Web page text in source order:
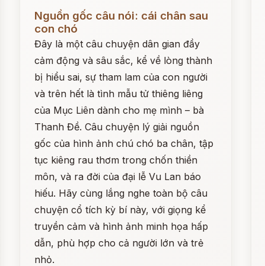
Đọc ngay
Nguồn gốc câu nói: cái chân sau
con chó
Đây là một câu chuyện dân gian đầy
cảm động và sâu sắc, kể về lòng thành
bị hiểu sai, sự tham lam của con người
và trên hết là tình mẫu tử thiêng liêng
của Mục Liên dành cho mẹ mình – bà
Thanh Đề. Câu chuyện lý giải nguồn
gốc của hình ảnh chú chó ba chân, tập
tục kiêng rau thơm trong chốn thiền
môn, và ra đời của đại lễ Vu Lan báo
hiếu. Hãy cùng lắng nghe toàn bộ câu
chuyện cổ tích kỳ bí này, với giọng kể
truyền cảm và hình ảnh minh họa hấp
dẫn, phù hợp cho cả người lớn và trẻ
nhỏ.